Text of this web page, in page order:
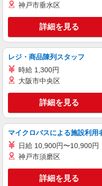
+゜・。○
ィブ支給(規定有) ★月2回払い・週
有）★ ゜・
キープ
派遣社員
【
時給
（規定あり） ゜+゜・。○。・゜+゜・。○。
+゜ 入社祝い金
頂くと, イン
い・週払い
+゜・。○。
大分県
神戸市垂水区
詳細を見る
レジ・商品陳列スタッフ
時給 1,300円
大阪市中央区
詳細を見る
マイクロバスによる施設利用
日給 10,900円〜10,900円
神戸市須磨区
詳細を見る